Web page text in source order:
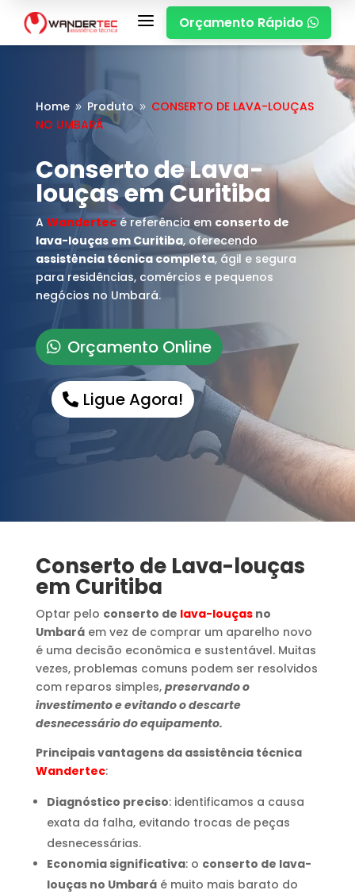
a Orçamento Rápido 
Home 9 Produto 9 CONSERTO DE LAVA-LOUÇAS
NO UMBARÁ
Conserto de Lava-
louças em Curitiba
A Wandertecé referência em conserto de
lava-louças em Curitiba, oferecendo
assistência técnica completa, ágil e segura
para residências, comércios e pequenos
negócios no Umbará.
Orçamento Online
Ligue Agora!
Conserto de Lava-louças
em Curitiba
Optar pelo conserto de lava-louçasno
Umbaráem vez de comprar um aparelho novo
é uma decisão econômica e sustentável. Muitas
vezes, problemas comuns podem ser resolvidos
com reparos simples, preservando o
investimento e evitando o descarte
desnecessário do equipamento.
Principais vantagens da assistência técnica
Wandertec:
Diagnóstico preciso: identificamos a causa
exata da falha, evitando trocas de peças
desnecessárias.
Economia significativa: o conserto de lava-
louças no Umbaráé muito mais barato do